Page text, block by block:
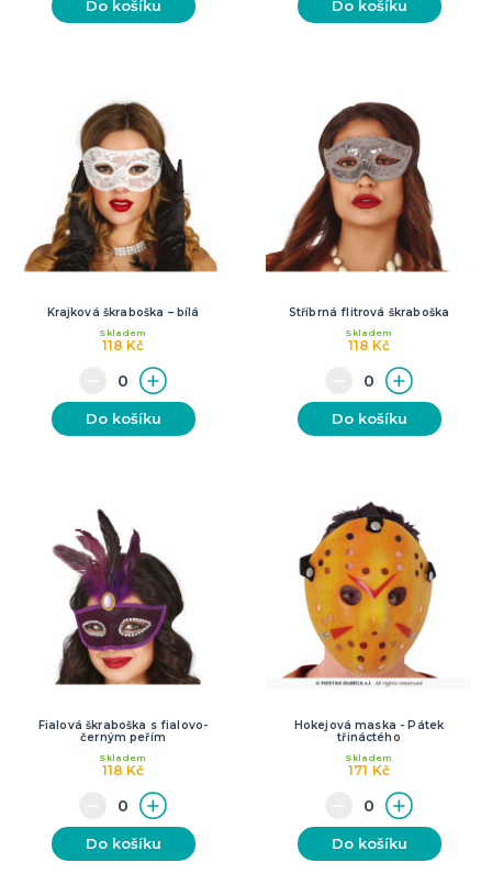
Do košíku Do košíku
Krajková škraboška – bílá
118 Kč
Skladem
Do košíku
Stříbrná flitrová škraboška
118 Kč
Skladem
Do košíku
Fialová škraboška s fialovo-
černým peřím
118 Kč
Skladem
Do košíku
Hokejová maska - Pátek
třináctého
171 Kč
Skladem
Do košíku